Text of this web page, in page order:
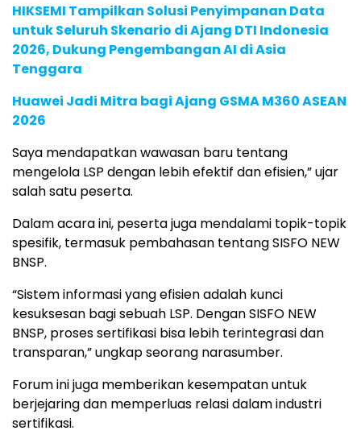
HIKSEMI Tampilkan Solusi Penyimpanan Data
untuk Seluruh Skenario di Ajang DTI Indonesia
2026, Dukung Pengembangan AI di Asia
Tenggara
Huawei Jadi Mitra bagi Ajang GSMA M360 ASEAN
2026
Saya mendapatkan wawasan baru tentang
mengelola LSP dengan lebih efektif dan efisien,” ujar
salah satu peserta.
Dalam acara ini, peserta juga mendalami topik-topik
spesifik, termasuk pembahasan tentang SISFO NEW
BNSP.
“Sistem informasi yang efisien adalah kunci
kesuksesan bagi sebuah LSP. Dengan SISFO NEW
BNSP, proses sertifikasi bisa lebih terintegrasi dan
transparan,” ungkap seorang narasumber.
Forum ini juga memberikan kesempatan untuk
berjejaring dan memperluas relasi dalam industri
sertifikasi.